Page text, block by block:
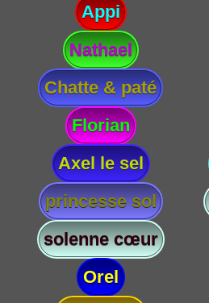
Appi
Nathael
Chatte & paté
Florian
Axel le sel
princesse sol
solenne cœur
Orel